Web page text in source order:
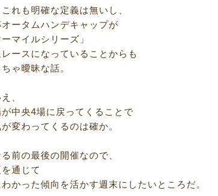
これも明確な定義は無いし、
ータムハンデキャップが
ーマイルシリーズ」
ースになっていることからも
ゃ曖昧な話。
、
が中央4場に戻ってくることで
変わってくるのは確か。
前の最後の開催なので、
通じて
かった傾向を活かす週末にしたいところだ。